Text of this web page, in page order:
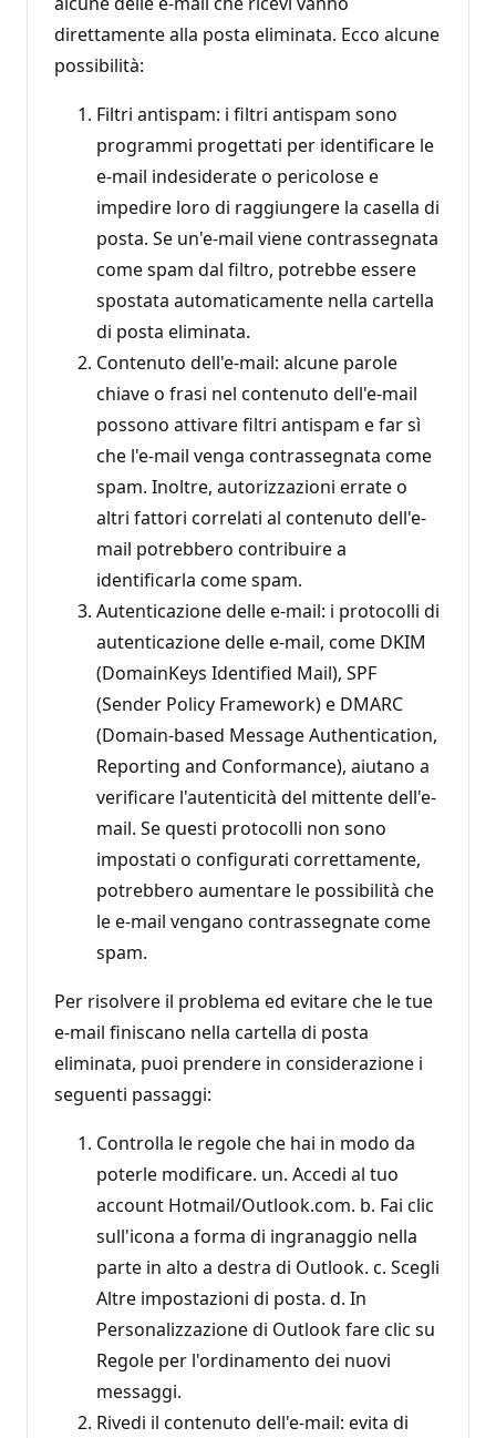
direttamente alla posta eliminata. Ecco alcune
possibilità:
Filtri antispam: i filtri antispam sono
programmi progettati per identificare le
e-mail indesiderate o pericolose e
impedire loro di raggiungere la casella di
posta. Se un'e-mail viene contrassegnata
come spam dal filtro, potrebbe essere
spostata automaticamente nella cartella
di posta eliminata.
Contenuto dell'e-mail: alcune parole
chiave o frasi nel contenuto dell'e-mail
possono attivare filtri antispam e far sì
che l'e-mail venga contrassegnata come
spam. Inoltre, autorizzazioni errate o
altri fattori correlati al contenuto dell'e-
mail potrebbero contribuire a
identificarla come spam.
Autenticazione delle e-mail: i protocolli di
autenticazione delle e-mail, come DKIM
(DomainKeys Identified Mail), SPF
(Sender Policy Framework) e DMARC
(Domain-based Message Authentication,
Reporting and Conformance), aiutano a
verificare l'autenticità del mittente dell'e-
mail. Se questi protocolli non sono
impostati o configurati correttamente,
potrebbero aumentare le possibilità che
le e-mail vengano contrassegnate come
spam.
Per risolvere il problema ed evitare che le tue
e-mail finiscano nella cartella di posta
eliminata, puoi prendere in considerazione i
seguenti passaggi:
Controlla le regole che hai in modo da
poterle modificare. un. Accedi al tuo
account Hotmail/Outlook.com. b. Fai clic
sull'icona a forma di ingranaggio nella
parte in alto a destra di Outlook. c. Scegli
Altre impostazioni di posta. d. In
Personalizzazione di Outlook fare clic su
Regole per l'ordinamento dei nuovi
messaggi.
Rivedi il contenuto dell'e-mail: evita di